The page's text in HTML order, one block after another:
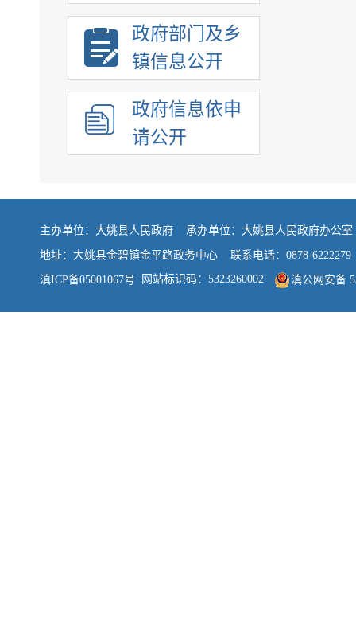
政府部门及乡
镇信息公开
政府信息依申
请公开
主办单位：大姚县人民政府 承办单位：大姚县人民政府办公
地址：大姚县金碧镇金平路政务中心 联系电话：0878-6222279
滇ICP备05001067号 网站标识码：5323260002 滇公网安备